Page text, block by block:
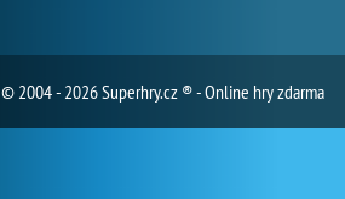
© 2004 - 2026 Superhry.cz ® - Online hry zdarma